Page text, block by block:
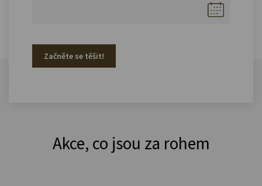
Začněte se těšit!
Akce, co jsou za rohem